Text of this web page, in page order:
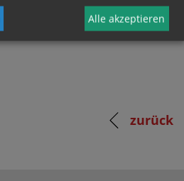
zurück
Alle akzeptieren